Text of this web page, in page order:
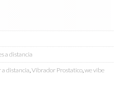
a distancia
distancia,Vibrador Prostatico,we vibe